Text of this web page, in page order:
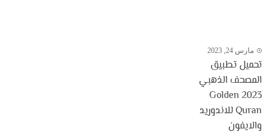
مارس 24, 2023
تحميل تطبيق
المصحف الذهبي
2023 Golden
Quran للاندوريد
والايفون